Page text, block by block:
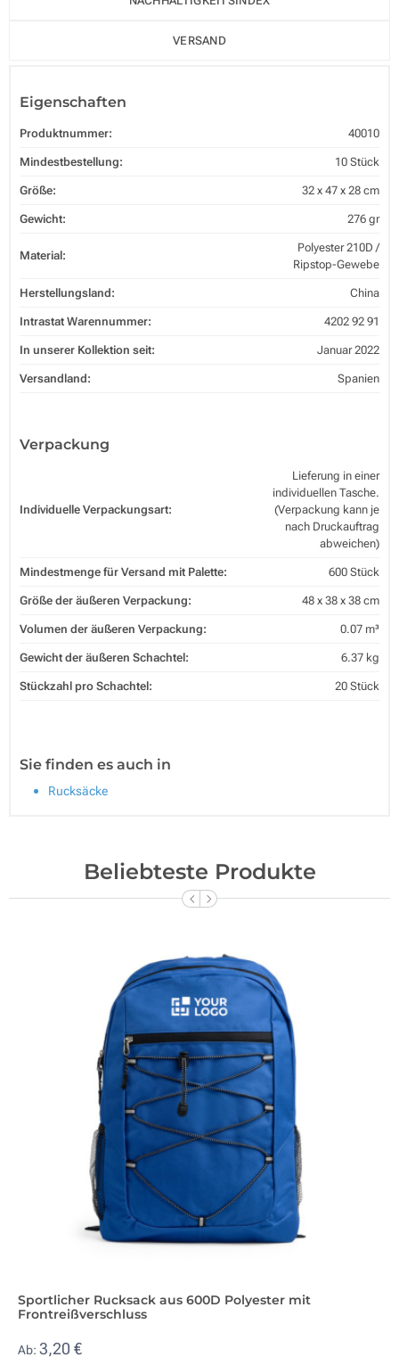
VERSAND
Eigenschaften
Produktnummer: 40010
Mindestbestellung: 10 Stück
Größe: 32 x 47 x 28 cm
Gewicht: 276 gr
Material:
Polyester 210D /
Ripstop-Gewebe
Herstellungsland: China
Intrastat Warennummer: 4202 92 91
In unserer Kollektion seit: Januar 2022
Versandland: Spanien
Verpackung
Individuelle Verpackungsart:
Lieferung in einer
individuellen Tasche.
(Verpackung kann je
nach Druckauftrag
abweichen)
Mindestmenge für Versand mit Palette: 600 Stück
Größe der äußeren Verpackung: 48 x 38 x 38 cm
Volumen der äußeren Verpackung: 0.07 m³
Gewicht der äußeren Schachtel: 6.37 kg
Stückzahl pro Schachtel: 20 Stück
Sie finden es auch in
Rucksäcke
Beliebteste Produkte
Sportlicher Rucksack aus 600D Polyester mit
Frontreißverschluss
Ab: 3,20 €